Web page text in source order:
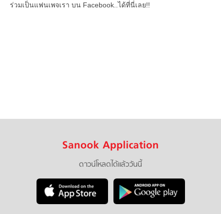
ร่วมเป็นแฟนเพจเรา บน Facebook..ได้ที่นี่เลย!!
Sanook Application
ดาวน์โหลดได้แล้ววันนี้